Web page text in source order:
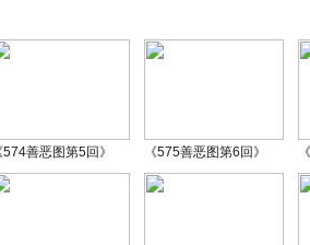
574善恶图第5回》 《575善恶图第6回》